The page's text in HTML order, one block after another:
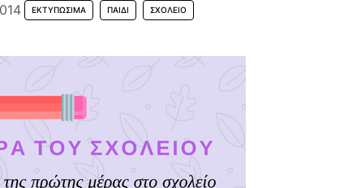
ΕΚΤΥΠΏΣΙΜΑ ΠΑΙΔΊ ΣΧΟΛΕΊΟ